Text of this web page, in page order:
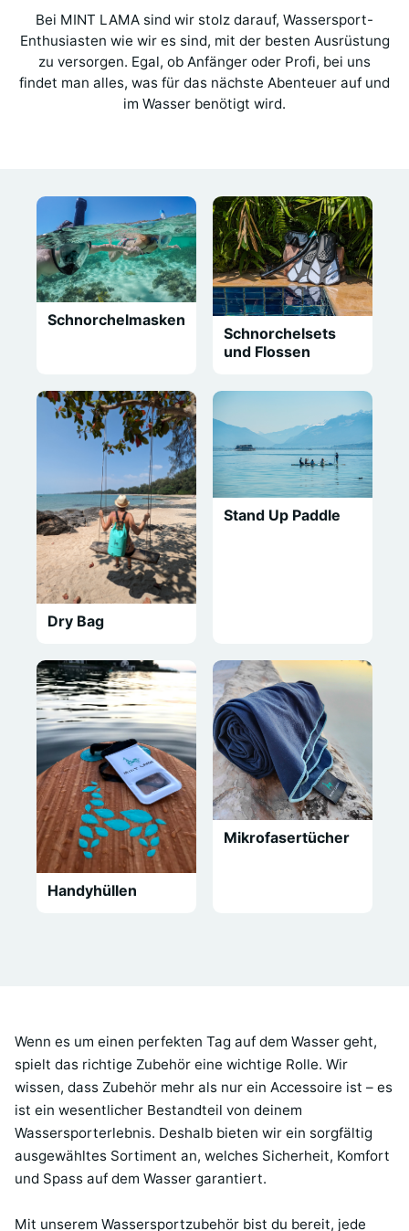
Bei MINT LAMA sind wir stolz darauf, Wassersport-
Enthusiasten wie wir es sind, mit der besten Ausrüstung
zu versorgen. Egal, ob Anfänger oder Profi, bei uns
findet man alles, was für das nächste Abenteuer auf und
im Wasser benötigt wird.
Schnorchelmasken
Schnorchelsets
und Flossen
Dry Bag
Stand Up Paddle
Handyhüllen
Mikrofasertücher
Wenn es um einen perfekten Tag auf dem Wasser geht,
spielt das richtige Zubehör eine wichtige Rolle. Wir
wissen, dass Zubehör mehr als nur ein Accessoire ist – es
ist ein wesentlicher Bestandteil von deinem
Wassersporterlebnis. Deshalb bieten wir ein sorgfältig
ausgewähltes Sortiment an, welches Sicherheit, Komfort
und Spass auf dem Wasser garantiert.
Mit unserem Wassersportzubehör bist du bereit, jede